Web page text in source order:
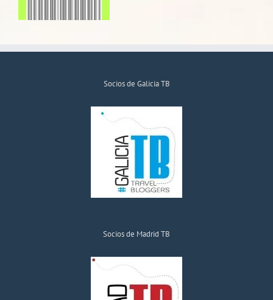
Socios de Galicia TB
Socios de Madrid TB